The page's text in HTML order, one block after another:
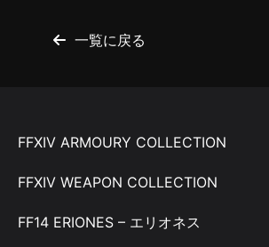
一覧に戻る
FFXIV ARMOURY COLLECTION
FFXIV WEAPON COLLECTION
FF14 ERIONES – エリオネス